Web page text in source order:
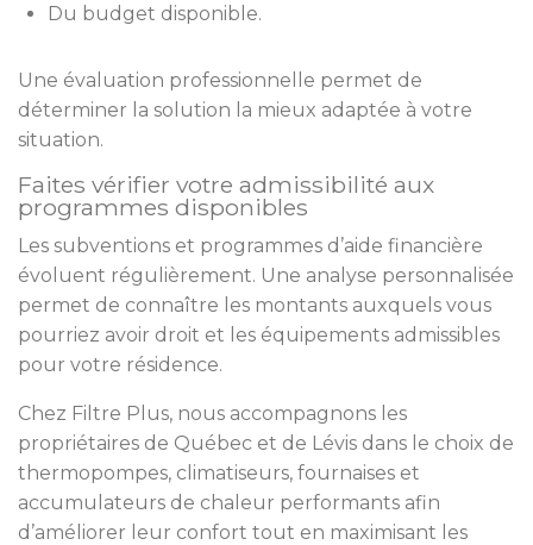
Du budget disponible.
Une évaluation professionnelle permet de
déterminer la solution la mieux adaptée à votre
situation.
Faites vérifier votre admissibilité aux
programmes disponibles
Les subventions et programmes d’aide financière
évoluent régulièrement. Une analyse personnalisée
permet de connaître les montants auxquels vous
pourriez avoir droit et les équipements admissibles
pour votre résidence.
Chez Filtre Plus, nous accompagnons les
propriétaires de Québec et de Lévis dans le choix de
thermopompes, climatiseurs, fournaises et
accumulateurs de chaleur performants afin
d’améliorer leur confort tout en maximisant les